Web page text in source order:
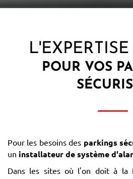
POUR VOS
Pour les besoins des parkings
un installateur de système
Dans les sites où l'on doit à la